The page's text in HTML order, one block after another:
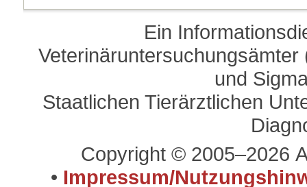
Ein
und
Staatlichen Tierärztlichen
Copyright © 2005–2026
• Impressum/